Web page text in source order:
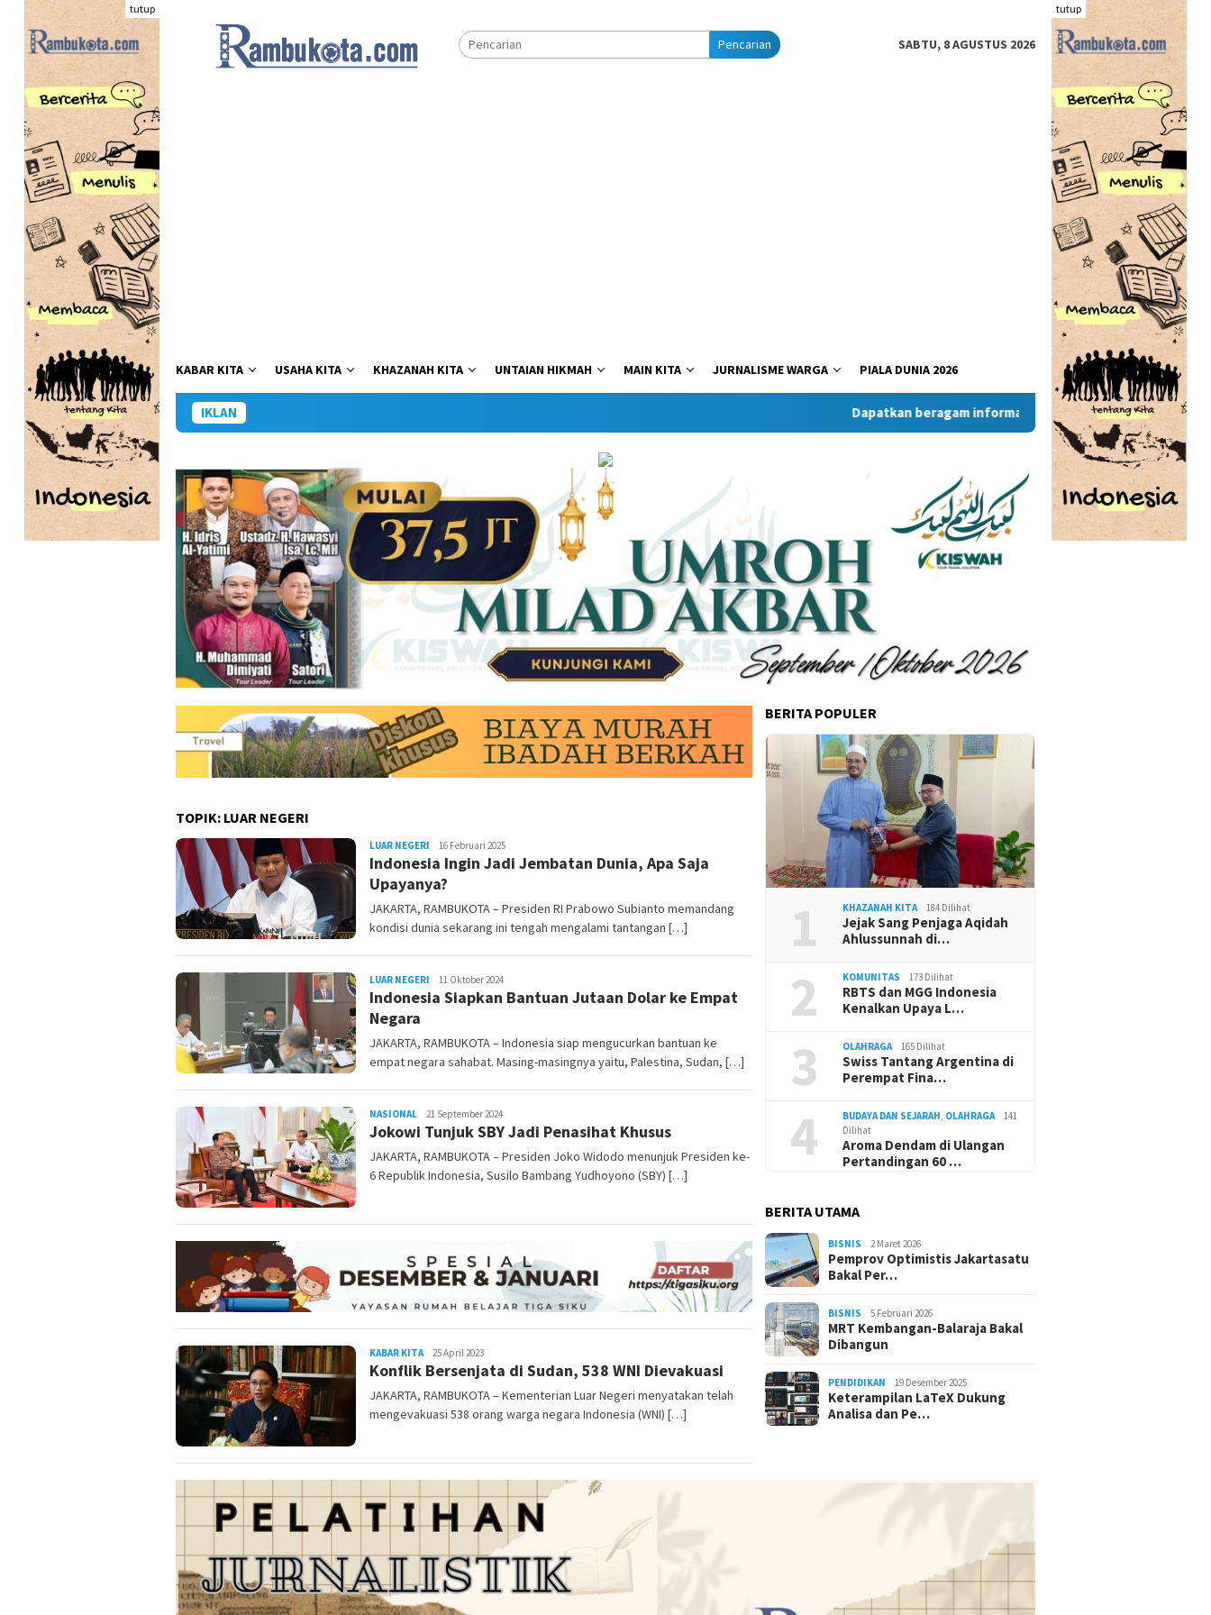
Loncat
konten
tutup tutup
Pencarian SABTU, 8 AGUSTUS 2026
KABAR KITA USAHA KITA KHAZANAH KITA UNTAIAN HIKMAH MAIN KITA JURNALISME WARGA PIALA DUNIA 2026
IKLAN Dapatkan beragam informasi dan berita menarik dari situs
TOPIK: LUAR NEGERI
LUAR NEGERI REDAKSI
RAMBUKOTA
16 Februari 2025
Indonesia Ingin Jadi Jembatan Dunia, Apa Saja
Upayanya?
JAKARTA, RAMBUKOTA – Presiden RI Prabowo Subianto memandang
kondisi dunia sekarang ini tengah mengalami tantangan […]
LUAR NEGERI REDAKSI
RAMBUKOTA
11 Oktober 2024
Indonesia Siapkan Bantuan Jutaan Dolar ke Empat
Negara
JAKARTA, RAMBUKOTA – Indonesia siap mengucurkan bantuan ke
empat negara sahabat. Masing-masingnya yaitu, Palestina, Sudan, […]
NASIONAL REDAKSI
RAMBUKOTA
21 September 2024
Jokowi Tunjuk SBY Jadi Penasihat Khusus
JAKARTA, RAMBUKOTA – Presiden Joko Widodo menunjuk Presiden ke-
6 Republik Indonesia, Susilo Bambang Yudhoyono (SBY) […]
KABAR KITAREDAKSI
RAMBUKOTA
25 April 2023
Konflik Bersenjata di Sudan, 538 WNI Dievakuasi
JAKARTA, RAMBUKOTA – Kementerian Luar Negeri menyatakan telah
mengevakuasi 538 orang warga negara Indonesia (WNI) […]
BERITA POPULER
1 KHAZANAH KITA 184 Dilihat
Jejak Sang Penjaga Aqidah
Ahlussunnah di…
2 KOMUNITAS 173 Dilihat
RBTS dan MGG Indonesia
Kenalkan Upaya L…
3 OLAHRAGA 165 Dilihat
Swiss Tantang Argentina di
Perempat Fina…
4 BUDAYA DAN SEJARAH OLAHRAGA
141
Dilihat
Aroma Dendam di Ulangan
Pertandingan 60 …
BERITA UTAMA
BISNIS 2 Maret 2026
Pemprov Optimistis Jakartasatu
Bakal Per…
BISNIS 5 Februari 2026
MRT Kembangan-Balaraja Bakal
Dibangun
PENDIDIKAN 19 Desember 2025
Keterampilan LaTeX Dukung
Analisa dan Pe…